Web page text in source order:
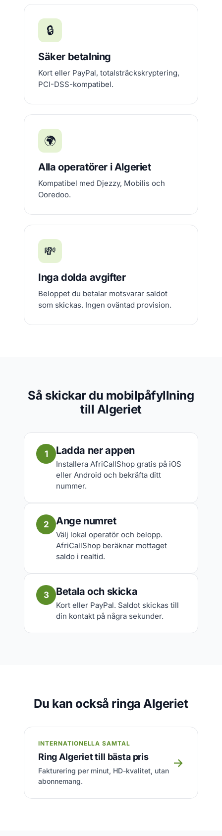
🔒
Säker betalning
Kort eller PayPal, totalsträckskryptering,
PCI-DSS-kompatibel.
🌍
Alla operatörer i Algeriet
Kompatibel med Djezzy, Mobilis och
Ooredoo.
💸
Inga dolda avgifter
Beloppet du betalar motsvarar saldot
som skickas. Ingen oväntad provision.
Så skickar du mobilpåfyllning
till Algeriet
1 Ladda ner appen
Installera AfriCallShop gratis på iOS
eller Android och bekräfta ditt
nummer.
2 Ange numret
Välj lokal operatör och belopp.
AfriCallShop beräknar mottaget
saldo i realtid.
3 Betala och skicka
Kort eller PayPal. Saldot skickas till
din kontakt på några sekunder.
Du kan också ringa Algeriet
INTERNATIONELLA SAMTAL
Ring Algeriet till bästa pris
Fakturering per minut, HD-kvalitet, utan
abonnemang.
→